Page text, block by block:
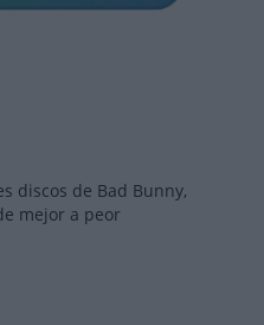
discos de Bad Bunny,
mejor a peor